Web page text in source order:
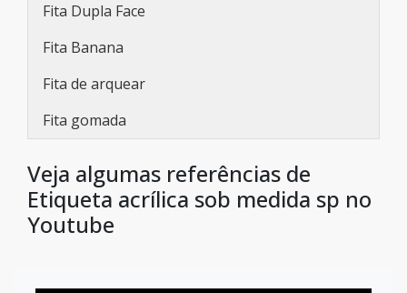
Fita Dupla Face
Fita Banana
Fita de arquear
Fita gomada
Veja algumas referências de
Etiqueta acrílica sob medida sp no
Youtube